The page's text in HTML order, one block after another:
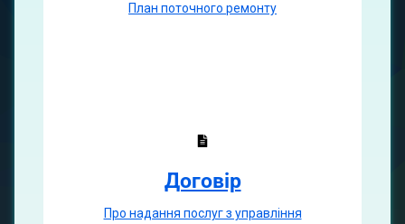
План поточного ремонту
Договір
Про надання послуг з управління